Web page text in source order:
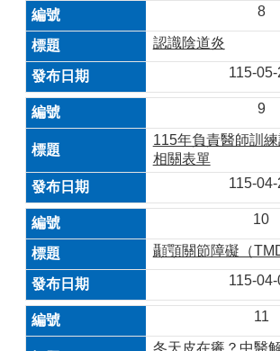
8
認識陰道炎
115-05-
9
115年負責醫師訓
相關表單
115-
10
顳顎關節障礙（
115-
11
冬天皮在癢？中醫